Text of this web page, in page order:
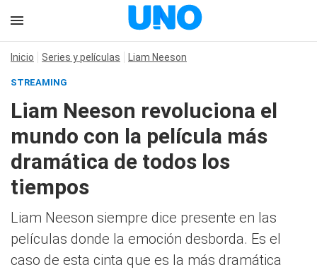
Inicio Series y películas Liam Neeson
STREAMING
Liam Neeson revoluciona el
mundo con la película más
dramática de todos los
tiempos
Liam Neeson siempre dice presente en las
películas donde la emoción desborda. Es el
caso de esta cinta que es la más dramática